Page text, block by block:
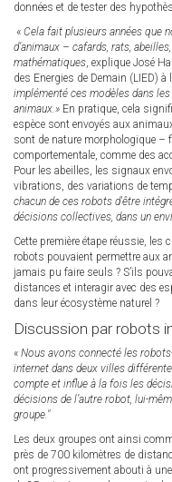
données et de tester des
« Cela fait plusieurs années que
d’animaux – cafards, rats,
mathématiques, explique José
des Energies de Demain (LIED) à
implémenté ces modèles dans
animaux.» En pratique, cela
espèce sont envoyés aux
sont de nature morphologique
comportementale, comme des
Pour les abeilles, les signaux
vibrations, des variations de
chacun de ces robots d'être
décisions collectives, dans un
Cette première étape réussie,
robots pouvaient permettre aux
jamais pu faire seuls ? S’ils
distances et interagir avec des
dans leur écosystème naturel ?
Discussion par robots
« Nous avons connecté les
internet dans deux villes
compte et influe à la fois les
décisions de l’autre robot, lui-
groupe."
Les deux groupes ont ainsi
près de 700 kilomètres de
ont progressivement abouti à